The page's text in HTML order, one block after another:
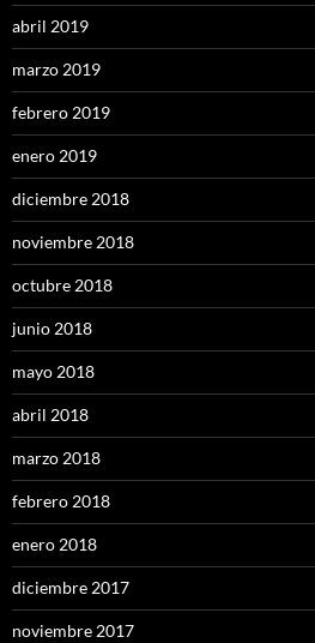
abril 2019
marzo 2019
febrero 2019
enero 2019
diciembre 2018
noviembre 2018
octubre 2018
junio 2018
mayo 2018
abril 2018
marzo 2018
febrero 2018
enero 2018
diciembre 2017
noviembre 2017